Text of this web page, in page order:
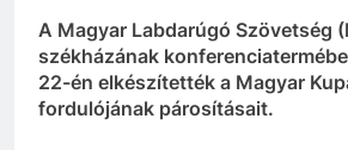
A Magyar Labdarúgó Szövetség
székházának
22-én elkészítették a Magyar
fordulójának párosításait.